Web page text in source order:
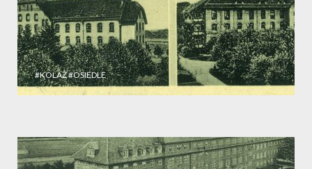
#KOLAŻ#OSIEDLE